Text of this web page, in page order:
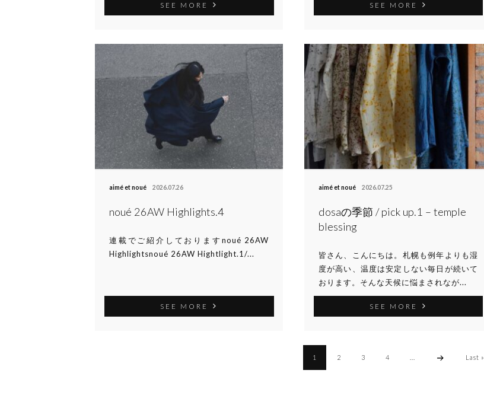
SEE MORE SEE MORE
aimé et noué 2026.07.26
noué 26AW Highlights.4
連載でご紹介しておりますnoué 26AW
Highlightsnoué 26AW Hightlight.1/...
SEE MORE
aimé et noué 2026.07.25
dosaの季節 / pick up.1 – temple
blessing
皆さん、こんにちは。札幌も例年よりも湿
度が高い、温度は安定しない毎日が続いて
おります。そんな天候に悩まされなが...
SEE MORE
1 2 3 4 Last »